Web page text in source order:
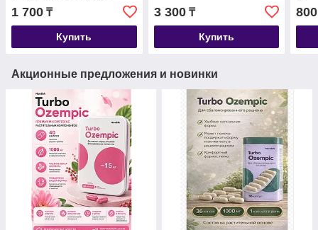
1 700 ₸
Купить
3 300₸
Купить
800
Акционные предложения и новинки